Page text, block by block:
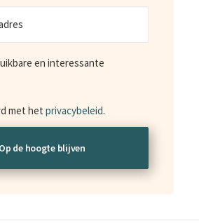
en interessante
met het privacybeleid.